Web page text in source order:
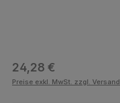
Regulärer Preis:
24,28 €
Preise exkl. MwSt. zzgl.